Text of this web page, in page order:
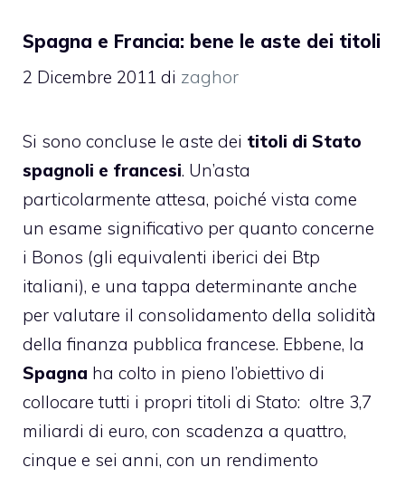
Spagna e Francia: bene le aste dei titoli
2 Dicembre 2011 di zaghor
Si sono concluse le aste dei titoli di Stato
spagnoli e francesi. Un’asta
particolarmente attesa, poiché vista come
un esame significativo per quanto concerne
i Bonos (gli equivalenti iberici dei Btp
italiani), e una tappa determinante anche
per valutare il consolidamento della solidità
della finanza pubblica francese. Ebbene, la
Spagna ha colto in pieno l’obiettivo di
collocare tutti i propri titoli di Stato: oltre 3,7
miliardi di euro, con scadenza a quattro,
cinque e sei anni, con un rendimento